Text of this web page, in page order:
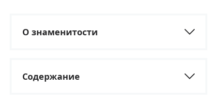
О знаменитости
Содержание